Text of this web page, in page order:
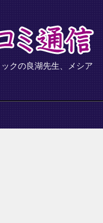
クの良湖先生、メシア